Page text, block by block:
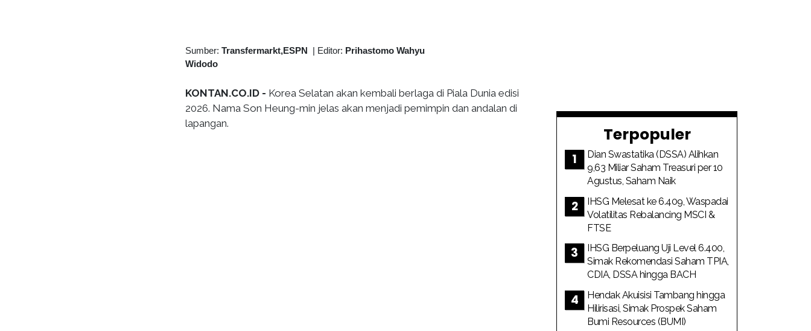
Sumber: Transfermarkt,ESPN | Editor: Prihastomo Wahyu
Widodo
KONTAN.CO.ID - Korea Selatan akan kembali berlaga di Piala Dunia edisi
2026. Nama Son Heung-min jelas akan menjadi pemimpin dan andalan di
lapangan.
Terpopuler
Dian Swastatika (DSSA) Alihkan
9,63 Miliar Saham Treasuri per 10
Agustus, Saham Naik
IHSG Melesat ke 6.409, Waspadai
Volatilitas Rebalancing MSCI &
FTSE
IHSG Berpeluang Uji Level 6.400,
Simak Rekomendasi Saham TPIA,
CDIA, DSSA hingga BACH
Hendak Akuisisi Tambang hingga
Hilirisasi, Simak Prospek Saham
Bumi Resources (BUMI)